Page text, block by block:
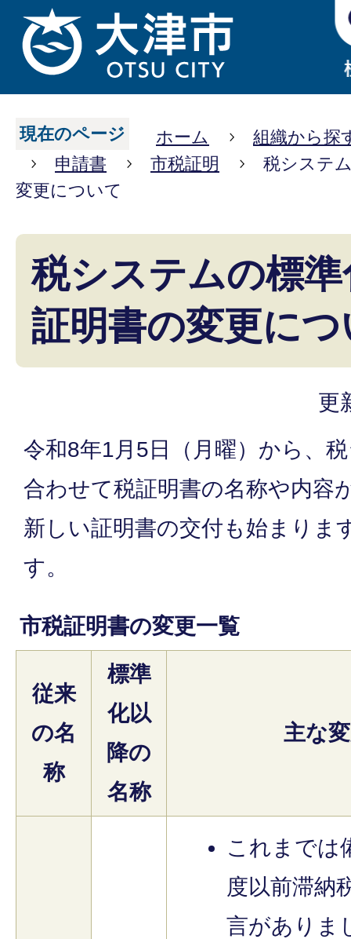
現在のページ ホーム
組織から探
申請書
市税証明
税システ
変更について
税システムの標
証明書の変更に
更
令和8年1月5日（月曜）から、
合わせて税証明書の名称や内容
新しい証明書の交付も始まりま
す。
市税証明書の変更一覧
従来
の名
称
標準
化以
降の
名称
主な
これまでは
度以前滞納
言がありま